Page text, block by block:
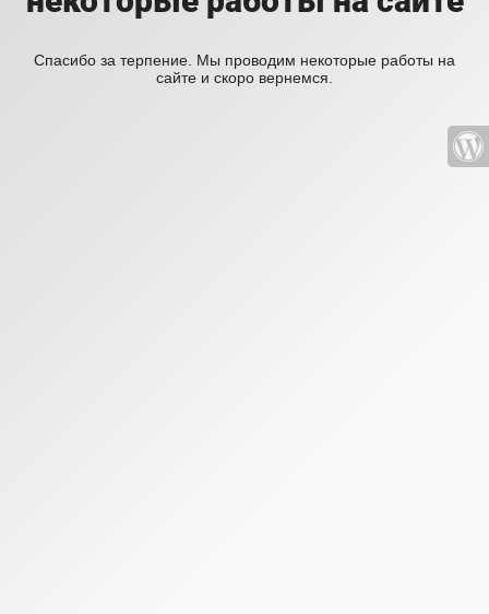
Спасибо за терпение. Мы проводим некоторые работы на
сайте и скоро вернемся.